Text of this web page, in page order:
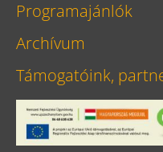
Programajánlók
Archívum
Támogatóink,